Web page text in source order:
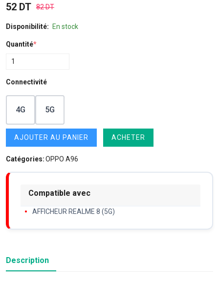
52 DT 82 DT
Disponibilité: En stock
Quantité*
Connectivité
4G 5G
AJOUTER AU PANIER ACHETER
Catégories:OPPO A96
Compatible avec
AFFICHEUR REALME 8 (5G)
Description